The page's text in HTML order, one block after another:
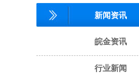
新闻资讯
皖金资讯
行业新闻